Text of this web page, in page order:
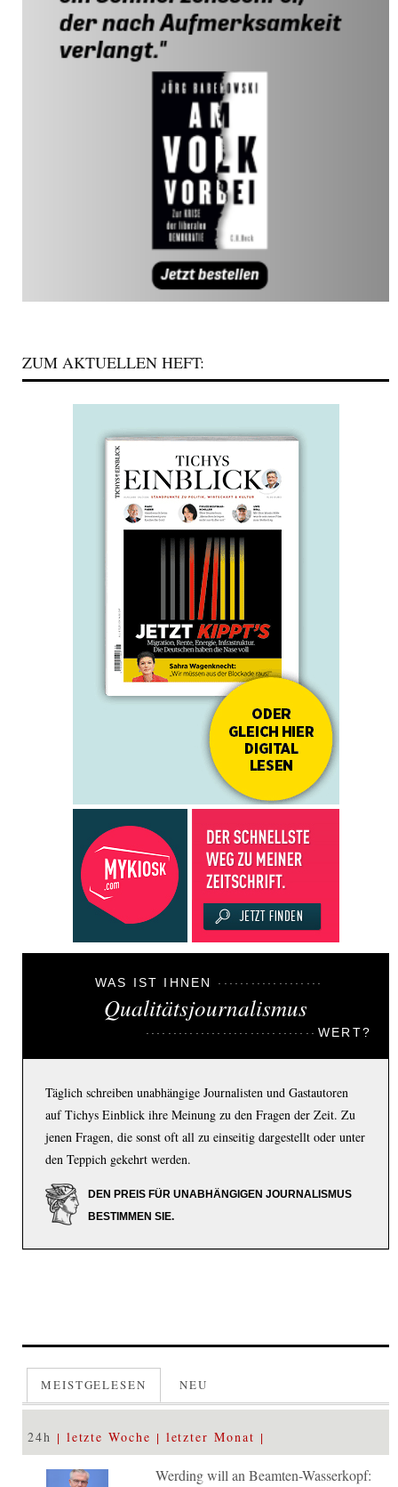
ZUM AKTUELLEN HEFT:
WAS IST IHNEN
Qualitätsjournalismus
WERT?
Täglich schreiben unabhängige Journalisten und Gastautoren
auf Tichys Einblick ihre Meinung zu den Fragen der Zeit. Zu
jenen Fragen, die sonst oft all zu einseitig dargestellt oder unter
den Teppich gekehrt werden.
DEN PREIS FÜR UNABHÄNGIGEN JOURNALISMUS
BESTIMMEN SIE.
MEISTGELESEN NEU
24h letzte Woche letzter Monat
Werding will an Beamten-Wasserkopf: